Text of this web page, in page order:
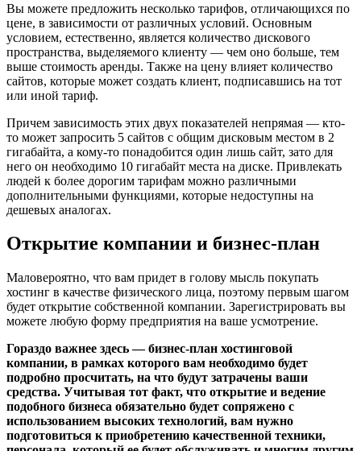
Вы можете предложить несколько тарифов, отличающихся по
цене, в зависимости от различных условий. Основным
условием, естественно, является количество дискового
пространства, выделяемого клиенту — чем оно больше, тем
выше стоимость аренды. Также на цену влияет количество
сайтов, которые может создать клиент, подписавшись на тот
или иной тариф.
Причем зависимость этих двух показателей непрямая — кто-
то может запросить 5 сайтов с общим дисковым местом в 2
гигабайта, а кому-то понадобится один лишь сайт, зато для
него он необходимо 10 гигабайт места на диске. Привлекать
людей к более дорогим тарифам можно различными
дополнительными функциями, которые недоступны на
дешевых аналогах.
Открытие компании и бизнес-план
Маловероятно, что вам придет в голову мысль покупать
хостинг в качестве физического лица, поэтому первым шагом
будет открытие собственной компании. Зарегистрировать вы
можете любую форму предприятия на ваше усмотрение.
Гораздо важнее здесь — бизнес-план хостинговой
компании, в рамках которого вам необходимо будет
подробно просчитать, на что будут затрачены ваши
средства. Учитывая тот факт, что открытие и ведение
подобного бизнеса обязательно будет сопряжено с
использованием высоких технологий, вам нужно
подготовиться к приобретению качественной техники,